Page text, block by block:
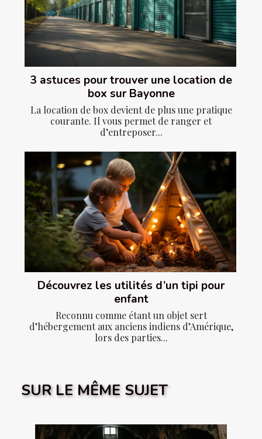
3 astuces pour trouver une location de
box sur Bayonne
La location de box devient de plus une pratique
courante. Il vous permet de ranger et
d’entreposer...
Découvrez les utilités d’un tipi pour
enfant
Reconnu comme étant un objet sert
d’hébergement aux anciens indiens d’Amérique,
lors des parties...
SUR LE MÊME SUJET